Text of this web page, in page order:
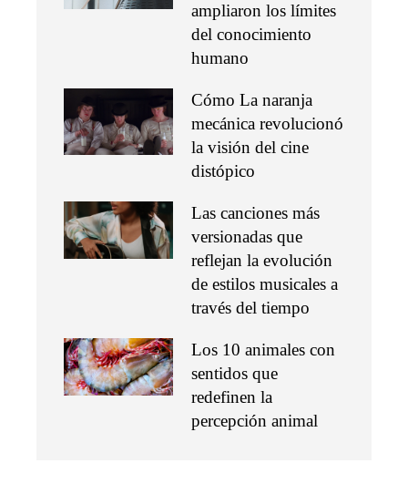
ampliaron los límites
del conocimiento
humano
Cómo La naranja
mecánica revolucionó
la visión del cine
distópico
Las canciones más
versionadas que
reflejan la evolución
de estilos musicales a
través del tiempo
Los 10 animales con
sentidos que
redefinen la
percepción animal